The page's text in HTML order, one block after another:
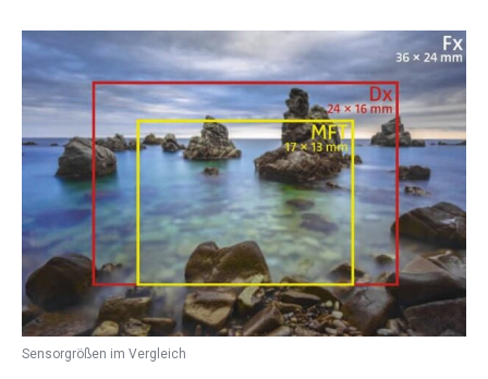
Sensorgrößen im Vergleich